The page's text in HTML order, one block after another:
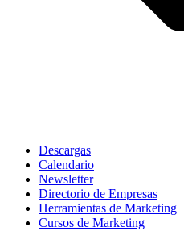
Descargas
Calendario
Newsletter
Directorio de Empresas
Herramientas de Marketing
Cursos de Marketing